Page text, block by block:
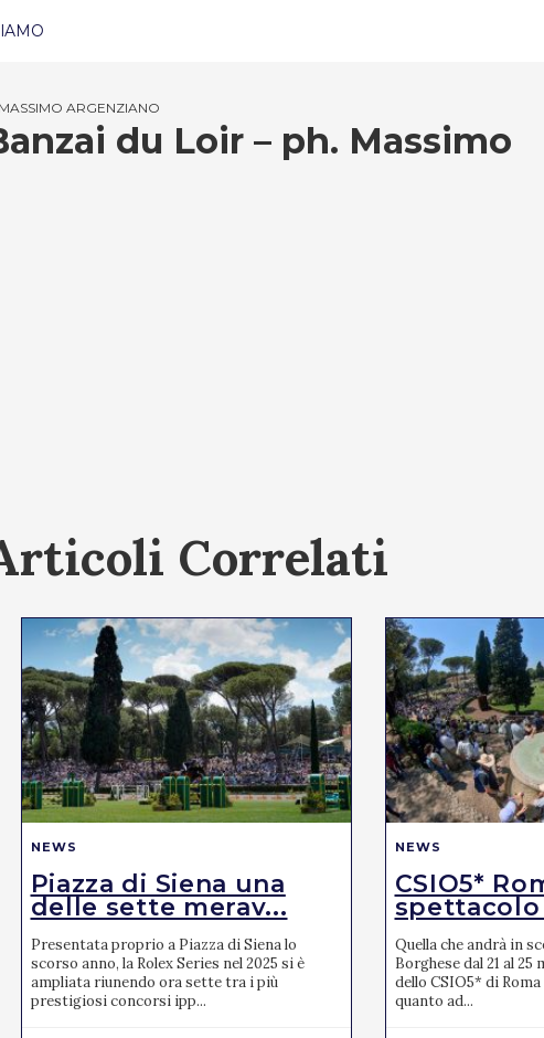
ARGENZIANO
du Loir – ph. Massimo
Correlati
NEWS
Piazza di Siena una
delle sette merav...
Presentata proprio a Piazza di Siena lo
scorso anno, la Rolex Series nel 2025 si è
ampliata riunendo ora sette tra i più
prestigiosi concorsi ipp...
NEWS
CSIO5*
Quella che andrà in
Borghese dal 21 al 25
dello CSIO5* di
quanto ad...